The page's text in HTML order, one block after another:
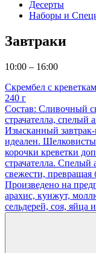
Десерты
Наборы и
Завтраки
10:00 – 16:00
Скрембел с
240 г
Состав: Сливочный
страчателла, спелый
Изысканный
идеален.
корочки креветки
страчателла.
свежести,
Произведено на
арахис, кунжут,
сельдерей, соя, яйца